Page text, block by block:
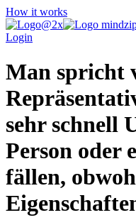
How it works
Login
Man spricht
sehr schnell
Person oder
fällen,